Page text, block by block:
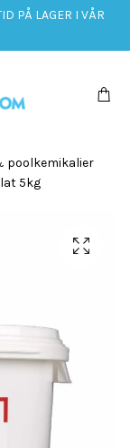
PÅ LAGER I VÅR
poolkemikalier
5kg